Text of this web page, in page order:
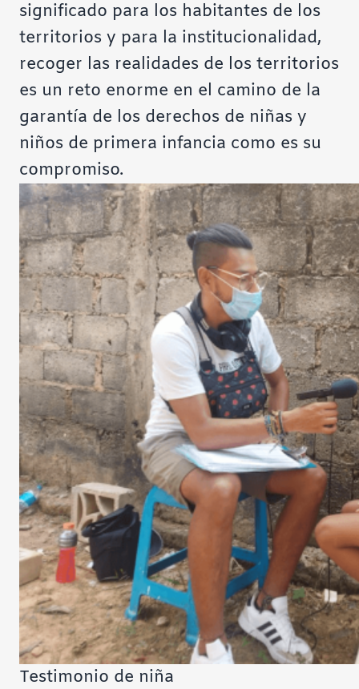
significado para los habitantes de los
territorios y para la institucionalidad,
recoger las realidades de los territorios
es un reto enorme en el camino de la
garantía de los derechos de niñas y
niños de primera infancia como es su
compromiso.
Testimonio de niña